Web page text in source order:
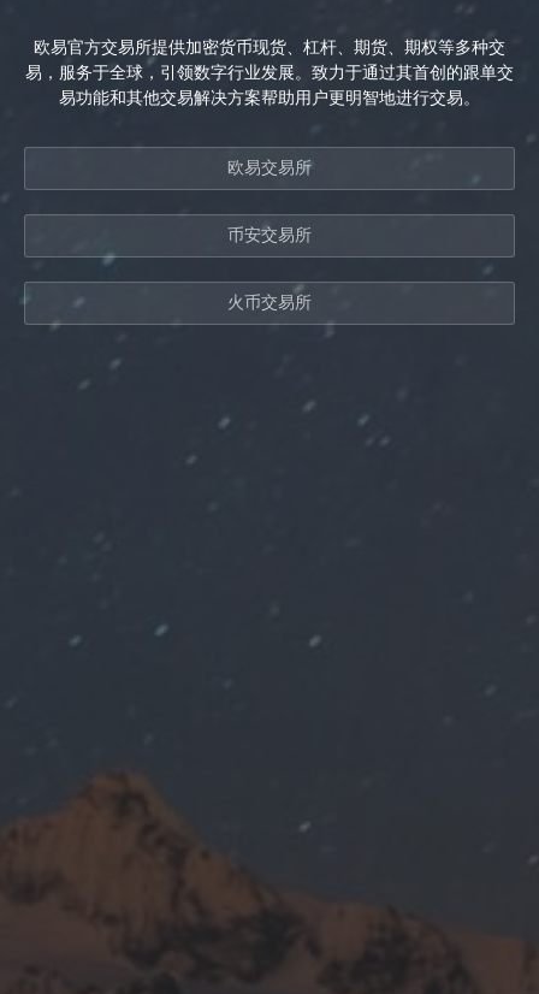
欧易官方交易所提供加密货币现货、杠杆、期货、期权等多种交
易，服务于全球，引领数字行业发展。致力于通过其首创的跟单交
易功能和其他交易解决方案帮助用户更明智地进行交易。
欧易交易所
币安交易所
火币交易所